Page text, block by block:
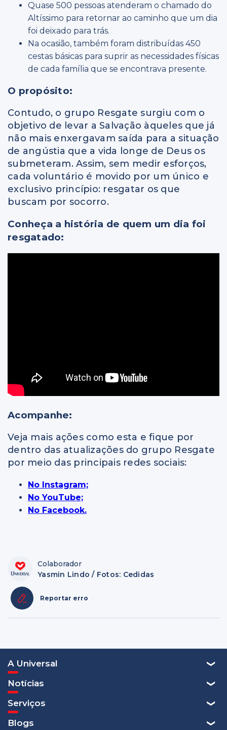
Quase 500 pessoas atenderam o chamado do
Altíssimo para retornar ao caminho que um dia
foi deixado para trás.
Na ocasião, também foram distribuídas 450
cestas básicas para suprir as necessidades físicas
de cada família que se encontrava presente.
O propósito:
Contudo, o grupo Resgate surgiu com o
objetivo de levar a Salvação àqueles que já
não mais enxergavam saída para a situação
de angústia que a vida longe de Deus os
submeteram. Assim, sem medir esforços,
cada voluntário é movido por um único e
exclusivo princípio: resgatar os que
buscam por socorro.
Conheça a história de quem um dia foi
resgatado:
Acompanhe:
Veja mais ações como esta e fique por
dentro das atualizações do grupo Resgate
por meio das principais redes sociais:
No Instagram;
No YouTube;
No Facebook.
Colaborador
Yasmin Lindo / Fotos: Cedidas
Reportar erro
A Universal
Notícias
Serviços
Blogs